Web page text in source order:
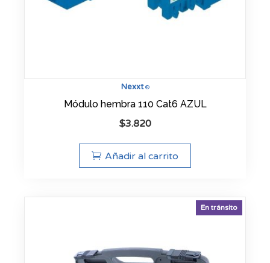
Nexxt®
Módulo hembra 110 Cat6 AZUL
$3.820
Añadir al carrito
En tránsito